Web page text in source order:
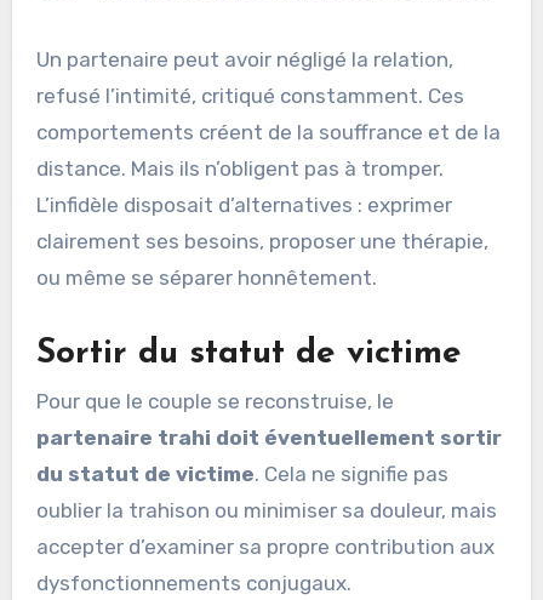
Un partenaire peut avoir négligé la relation,
refusé l’intimité, critiqué constamment. Ces
comportements créent de la souffrance et de la
distance. Mais ils n’obligent pas à tromper.
L’infidèle disposait d’alternatives : exprimer
clairement ses besoins, proposer une thérapie,
ou même se séparer honnêtement.
Sortir du statut de victime
Pour que le couple se reconstruise, le
partenaire trahi doit éventuellement sortir
du statut de victime. Cela ne signifie pas
oublier la trahison ou minimiser sa douleur, mais
accepter d’examiner sa propre contribution aux
dysfonctionnements conjugaux.